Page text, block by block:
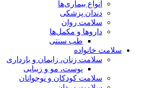
انواع بیماری‌ها
دندان پزشکی
سلامت روان
داروها و مکمل‌ها
طب سنتی
سلامت خانواده
سلامت زنان، زایمان و بارداری
پوست، مو و زیبایی
سلامت کودکان و نوجوانان